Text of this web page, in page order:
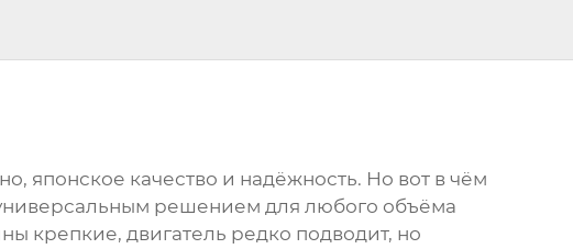
японское качество и надёжность. Но вот в чём
универсальным решением для любого объёма
крепкие, двигатель редко подводит, но